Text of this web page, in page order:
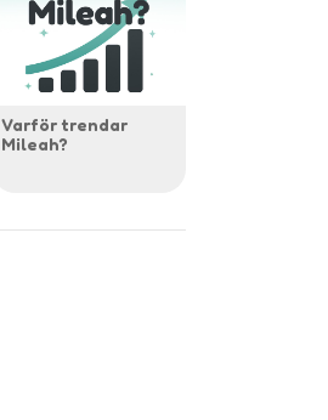
Varför trendar
Mileah?